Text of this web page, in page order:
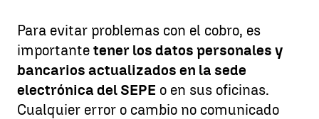
Para evitar problemas con el cobro, es
importante tener los datos personales y
bancarios actualizados en la sede
electrónica del SEPE o en sus oficinas.
Cualquier error o cambio no comunicado